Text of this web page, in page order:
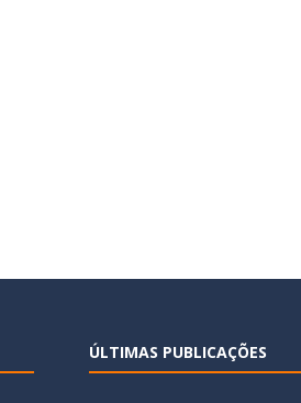
ÚLTIMAS PUBLICAÇÕES